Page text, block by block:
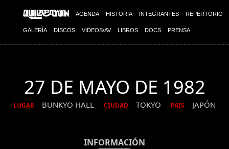
AGENDA HISTORIA INTEGRANTES REPERTORIO
GALERÍA DISCOS VIDEOS/AV LIBROS DOCS PRENSA
27 DE MAYO DE 1982
LUGAR BUNKYO HALL CIUDAD TOKYO PAIS JAPÓN
INFORMACIÓN